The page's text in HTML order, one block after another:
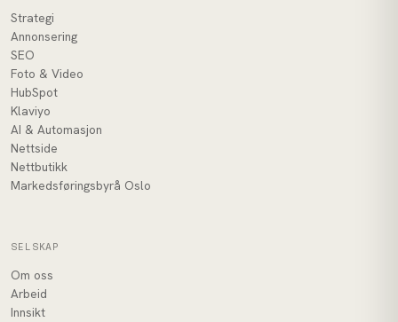
Strategi
Annonsering
SEO
Foto & Video
HubSpot
Klaviyo
AI & Automasjon
Nettside
Nettbutikk
Markedsføringsbyrå Oslo
SELSKAP
Om oss
Arbeid
Innsikt